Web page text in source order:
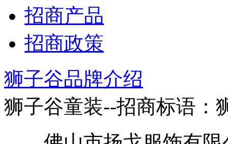
招商产品
招商政策
狮子谷品牌介绍
狮子谷童装--招商标语：